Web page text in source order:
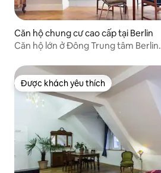
Căn hộ chung cư cao cấp tại Berlin
Căn hộ lớn ở Đông Trung tâm Berlin.
Được khách yêu thích
Được khách yêu thích